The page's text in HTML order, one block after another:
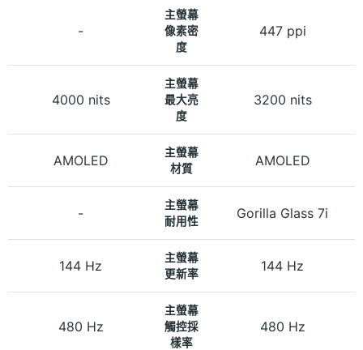
-
主螢幕
像素密
度
447 ppi
4000 nits
主螢幕
最大亮
度
3200 nits
AMOLED
主螢幕
材質
AMOLED
-
主螢幕
耐用性
Gorilla Glass 7i
144 Hz
主螢幕
更新率
144 Hz
480 Hz
主螢幕
觸控採
樣率
480 Hz